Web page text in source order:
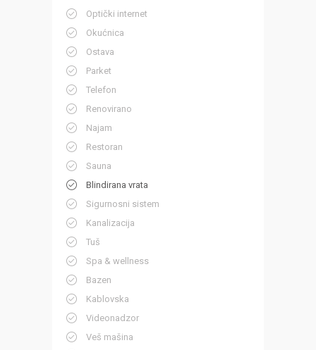
Optički internet
Okućnica
Ostava
Parket
Telefon
Renovirano
Najam
Restoran
Sauna
Blindirana vrata
Sigurnosni sistem
Kanalizacija
Tuš
Spa & wellness
Bazen
Kablovska
Videonadzor
Veš mašina